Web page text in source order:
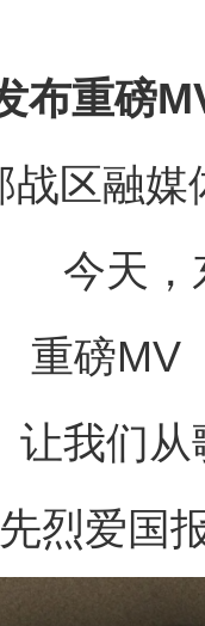
重磅
区融媒
今天，
重磅MV
让我们从
先烈爱国